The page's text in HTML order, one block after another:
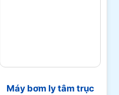
Máy bơm ly tâm trục